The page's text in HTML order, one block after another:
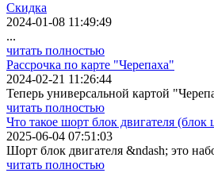
Скидка
2024-01-08 11:49:49
...
читать полностью
Рассрочка по карте "Черепаха"
2024-02-21 11:26:44
Теперь универсальной картой
читать полностью
Что такое шорт блок двигателя (блок
2025-06-04 07:51:03
Шорт блок двигателя &ndash; это
читать полностью